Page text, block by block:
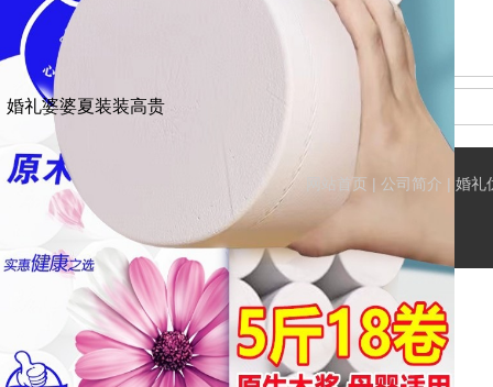
婚礼婆婆夏装装高贵
网站首页 | 公司简介 | 婚礼